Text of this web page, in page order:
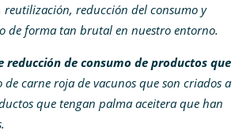
reducción del consumo y
de forma tan brutal en nuestro entorno.
de consumo de productos que
de carne roja de vacunos que son criados a
que tengan palma aceitera que han